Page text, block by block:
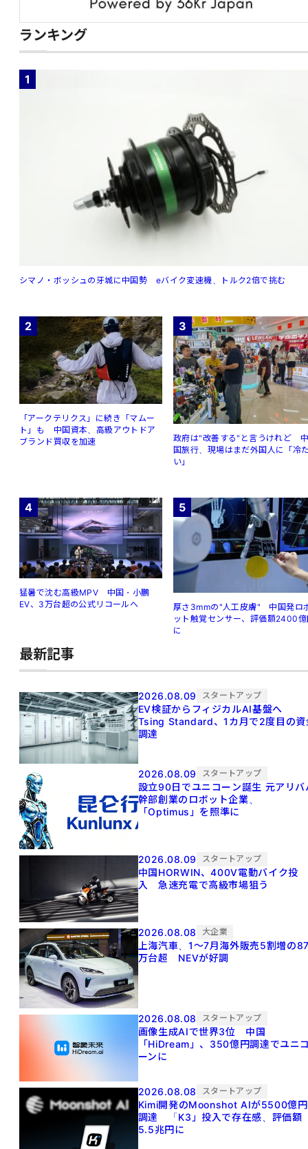
ランキング
1
シマノ・ボッシュの牙城に中国勢 eバイク変速機、トルク2倍で挑む
2
「アークテリクス」に続き「マムー
ト」も 中国資本、高級アウトドア
ブランド買収を加速
3
政府は"改善する"と言うけれど
国旅行、現場はまだ外国人に「冷
い」
4
猛暑で沈む高級MPV 中国・小鵬
EV、3万台超の公式リコールへ
5
厚さ3mmの"人工皮膚" 中国発ロ
ット触覚センサー、評価額2400
に
最新記事
2026.08.09 スタートアップ
EV検証からフィジカルAI基盤へ
Tsing Standard、1カ月で2度目の資
調達
2026.08.09 スタートアップ
設立90日でユニコーン誕生 元アリババ
幹部創業のロボット企業、
「Optimus」を照準に
2026.08.09 スタートアップ
中国HORWIN、400V電動バイク投
入 急速充電で高級市場狙う
2026.08.08 大企業
上海汽車、1～7月海外販売5割増の
万台超 NEVが好調
2026.08.08 スタートアップ
画像生成AIで世界3位 中国
「HiDream」、350億円調達でユニ
ーンに
2026.08.08 スタートアップ
Kimi開発のMoonshot AIが5500億円
調達 「K3」投入で存在感、評価額
5.5兆円に